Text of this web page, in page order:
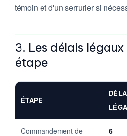
témoin et d'un serrurier si
3. Les délais
étape
ÉTAPE
Commandement de
6